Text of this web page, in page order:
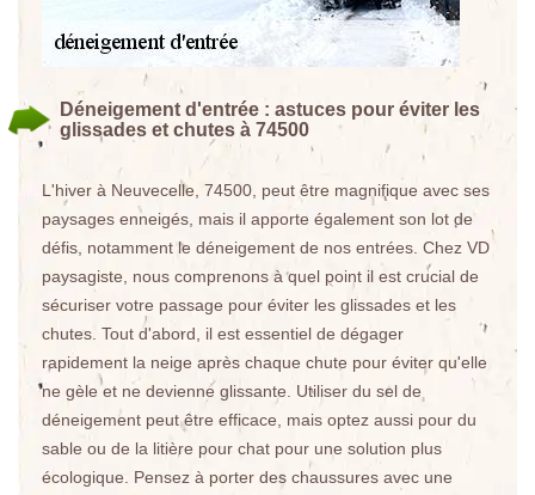
Déneigement d'entrée : astuces pour éviter les
glissades et chutes à 74500
L'hiver à Neuvecelle, 74500, peut être magnifique avec ses
paysages enneigés, mais il apporte également son lot de
défis, notamment le déneigement de nos entrées. Chez VD
paysagiste, nous comprenons à quel point il est crucial de
sécuriser votre passage pour éviter les glissades et les
chutes. Tout d'abord, il est essentiel de dégager
rapidement la neige après chaque chute pour éviter qu'elle
ne gèle et ne devienne glissante. Utiliser du sel de
déneigement peut être efficace, mais optez aussi pour du
sable ou de la litière pour chat pour une solution plus
écologique. Pensez à porter des chaussures avec une